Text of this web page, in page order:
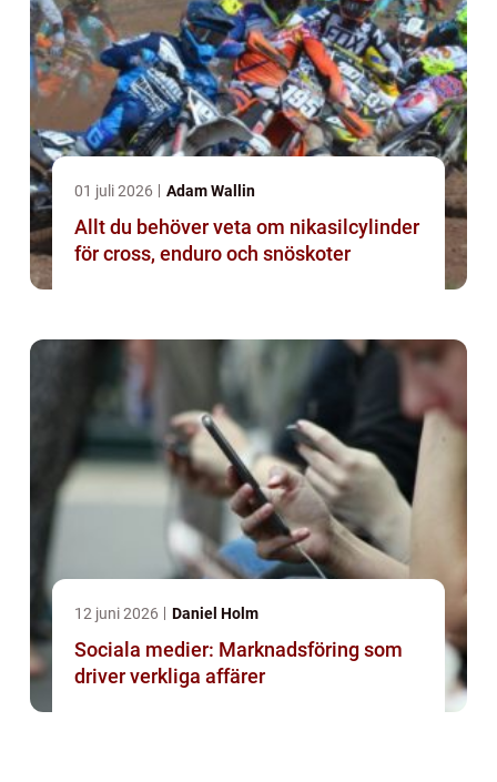
01 juli 2026 Adam Wallin
Allt du behöver veta om nikasilcylinder
för cross, enduro och snöskoter
12 juni 2026 Daniel Holm
Sociala medier: Marknadsföring som
driver verkliga affärer